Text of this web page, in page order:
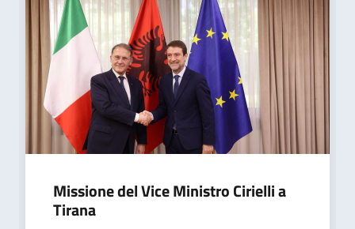
Missione del Vice Ministro Cirielli a
Tirana